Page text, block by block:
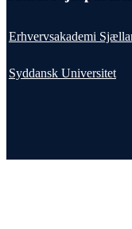
Erhvervsakademi
Syddansk Universitet